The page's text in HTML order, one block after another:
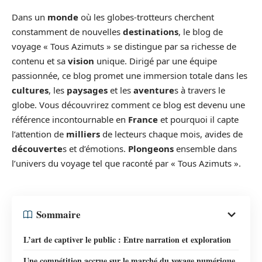
Dans un monde où les globes-trotteurs cherchent
constamment de nouvelles destinations, le blog de
voyage « Tous Azimuts » se distingue par sa richesse de
contenu et sa vision unique. Dirigé par une équipe
passionnée, ce blog promet une immersion totale dans les
cultures, les paysages et les aventures à travers le
globe. Vous découvrirez comment ce blog est devenu une
référence incontournable en France et pourquoi il capte
l’attention de milliers de lecteurs chaque mois, avides de
découvertes et d’émotions. Plongeons ensemble dans
l’univers du voyage tel que raconté par « Tous Azimuts ».
Sommaire
L’art de captiver le public : Entre narration et exploration